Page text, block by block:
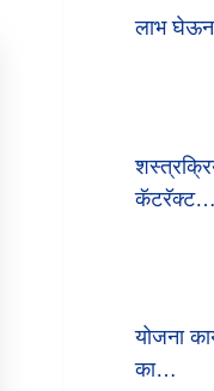
लाभ घेऊन
कॅटरॅक्ट…
योजना
का…